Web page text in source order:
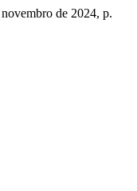
de 2024, p.